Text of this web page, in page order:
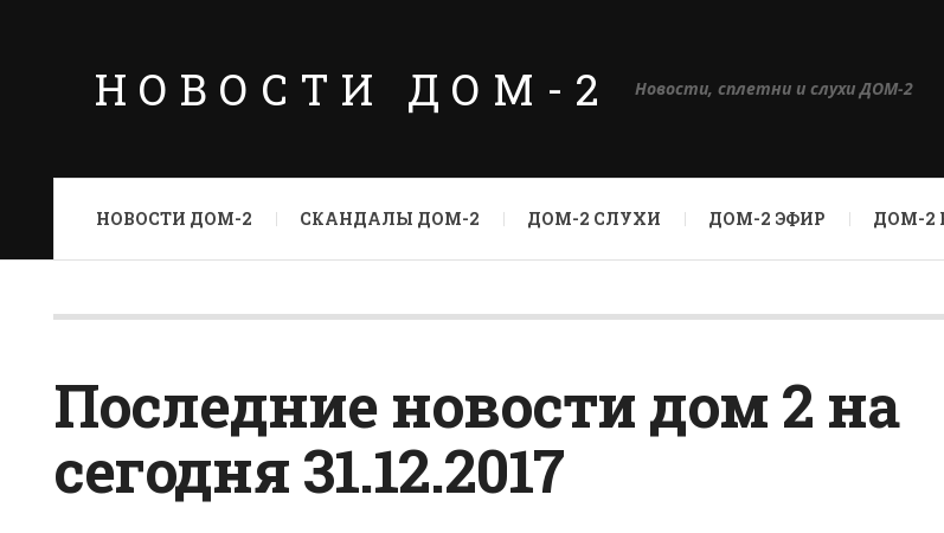
НОВОСТИ ДОМ-2 Новости, сплетни и слухи ДОМ-2
НОВОСТИ ДОМ-2 СКАНДАЛЫ ДОМ-2 ДОМ-2 СЛУХИ ДОМ-2 ЭФИР ДОМ-2
Последние новости дом 2 на
сегодня 31.12.2017